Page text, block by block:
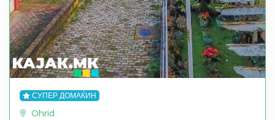
СУПЕР ДОМАЌИН
Ohrid